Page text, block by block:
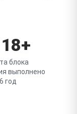
блока
выполнено
год